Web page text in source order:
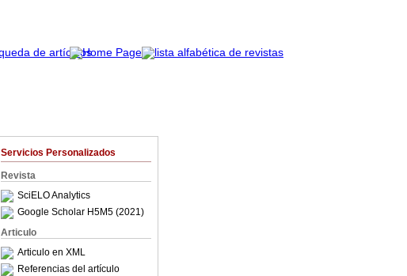
Servicios Personalizados
Revista
SciELO Analytics
Google Scholar H5M5 (2021)
Articulo
Articulo en XML
Referencias del artículo